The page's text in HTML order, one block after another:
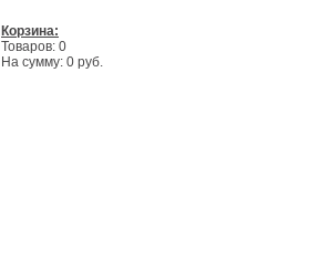
Корзина:
Товаров: 0
На сумму: 0 руб.